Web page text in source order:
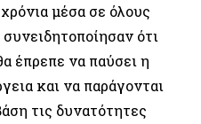
μέσα σε όλους
ότι
έπρεπε να παύσει η
και να παράγονται
τις δυνατότητες